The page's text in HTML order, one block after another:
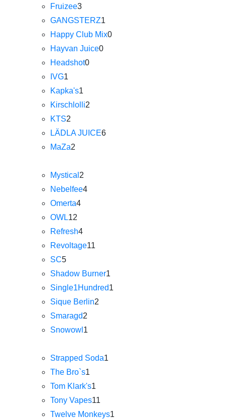
Fruizee3
GANGSTERZ1
Happy Club Mix0
Hayvan Juice0
Headshot0
IVG1
Kapka's1
Kirschlolli2
KTS2
LÄDLA JUICE6
MaZa2
Mystical 2
Nebelfee4
Omerta4
OWL12
Refresh4
Revoltage11
SC5
Shadow Burner1
Single1Hundred1
Sique Berlin2
Smaragd2
Snowowl 1
Strapped Soda1
The Bro`s1
Tom Klark's1
Tony Vapes11
Twelve Monkeys1